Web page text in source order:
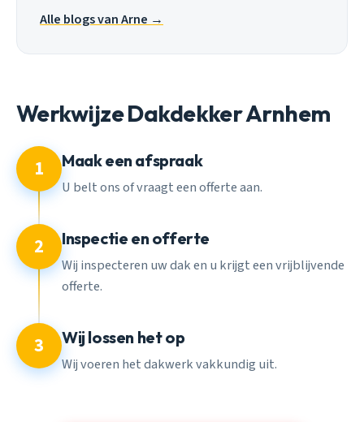
Alle blogs van Arne →
Werkwijze Dakdekker Arnhem
1 Maak een afspraak
U belt ons of vraagt een offerte aan.
2 Inspectie en offerte
Wij inspecteren uw dak en u krijgt een vrijblijvende
offerte.
3 Wij lossen het op
Wij voeren het dakwerk vakkundig uit.